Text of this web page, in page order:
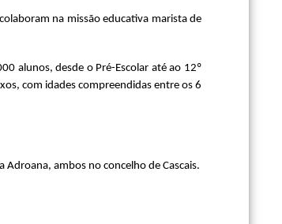
na missão educativa marista de
alunos, desde o Pré-Escolar até ao 12º
com idades compreendidas entre os 6
Adroana, ambos no concelho de Cascais.